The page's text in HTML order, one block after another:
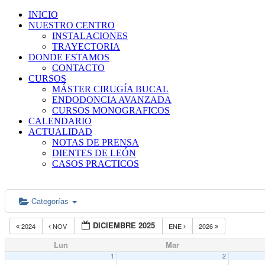
INICIO
NUESTRO CENTRO
INSTALACIONES
TRAYECTORIA
DONDE ESTAMOS
CONTACTO
CURSOS
MÁSTER CIRUGÍA BUCAL
ENDODONCIA AVANZADA
CURSOS MONOGRAFICOS
CALENDARIO
ACTUALIDAD
NOTAS DE PRENSA
DIENTES DE LEÓN
CASOS PRACTICOS
Categorías
2024 NOV DICIEMBRE 2025 ENE 2026
Lun Mar
1 2